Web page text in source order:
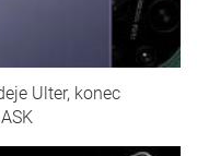
Ulter, konec